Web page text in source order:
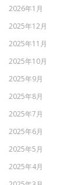
2026年1月
2025年12月
2025年11月
2025年10月
2025年9月
2025年8月
2025年7月
2025年6月
2025年5月
2025年4月